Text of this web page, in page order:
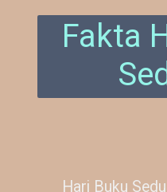
Fakta
Hari Buku